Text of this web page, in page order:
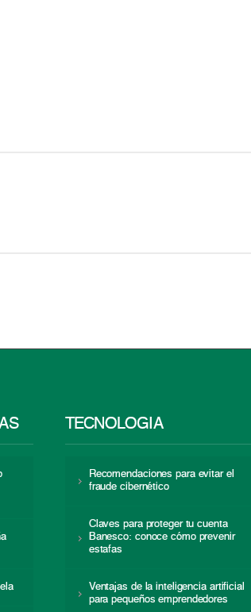
TECNOLOGÍA
Recomendaciones para evitar el
fraude cibernético
Claves para proteger tu cuenta
Banesco: conoce cómo prevenir
estafas
Ventajas de la inteligencia artificial
para pequeños emprendedores